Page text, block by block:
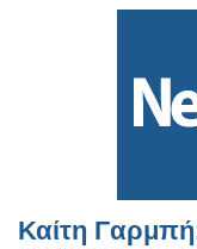
Καίτη